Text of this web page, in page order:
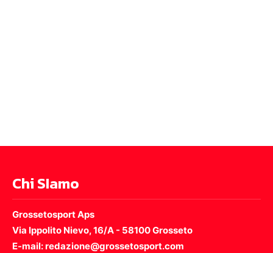
Chi SIamo
Grossetosport Aps
Via Ippolito Nievo, 16/A - 58100 Grosseto
E-mail: redazione@grossetosport.com